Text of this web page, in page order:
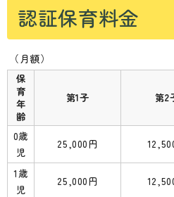
認証保育料金
（月額）
保
育
年
齢
第1子 第2
0歳
児
25,000円
1歳
児
25,000円